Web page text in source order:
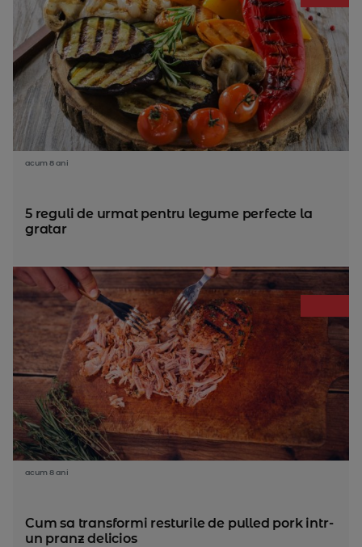
acum 8 ani
5 reguli de urmat pentru legume perfecte la
gratar
acum 8 ani
Cum sa transformi resturile de pulled pork intr-
un pranz delicios